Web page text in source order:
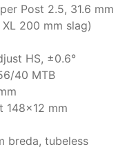
Post 2.5, 31.6 mm
200 mm slag)
HS, ±0.6°
40 MTB
148×12 mm
breda, tubeless